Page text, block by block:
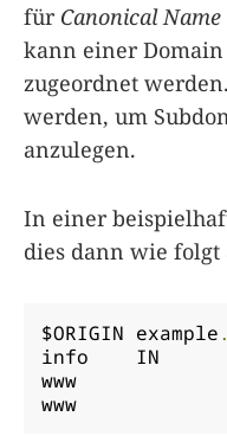
für Canonical
kann einer
zugeordnet
werden, um
anzulegen.
In einer
dies dann wie folgt
$ORIGIN example.
info    IN	CNAME	www